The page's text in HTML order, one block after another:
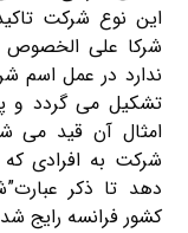
این نوع شرکت
شرکا علی الخصوص
ندارد در عمل اسم
تشکیل می گردد و
امثال آن قید می
شرکت به افرادی که
دهد تا ذکر
کشور فرانسه رایج